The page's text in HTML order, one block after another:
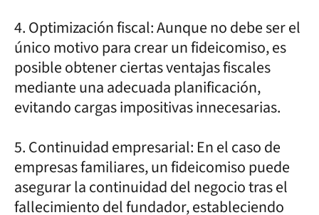
4. Optimización fiscal: Aunque no debe ser el
único motivo para crear un fideicomiso, es
posible obtener ciertas ventajas fiscales
mediante una adecuada planificación,
evitando cargas impositivas innecesarias.
5. Continuidad empresarial: En el caso de
empresas familiares, un fideicomiso puede
asegurar la continuidad del negocio tras el
fallecimiento del fundador, estableciendo